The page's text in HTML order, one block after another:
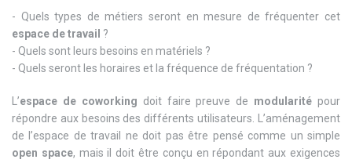
- Quels types de métiers seront en mesure de fréquenter cet
espace de travail ?
- Quels sont leurs besoins en matériels ?
- Quels seront les horaires et la fréquence de fréquentation ?
L’espace de coworking doit faire preuve de modularité pour
répondre aux besoins des différents utilisateurs. L’aménagement
de l’espace de travail ne doit pas être pensé comme un simple
open space, mais il doit être conçu en répondant aux exigences